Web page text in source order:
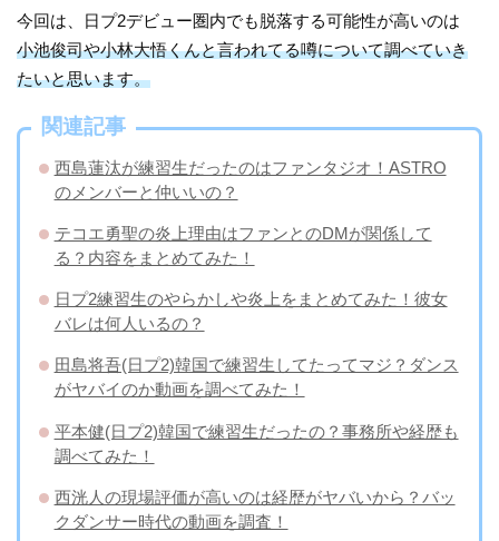
今回は、日プ2デビュー圏内でも脱落する可能性が高いのは
小池俊司や小林大悟くんと言われてる噂について調べていき
たいと思います。
関連記事
西島蓮汰が練習生だったのはファンタジオ！ASTRO
のメンバーと仲いいの？
テコエ勇聖の炎上理由はファンとのDMが関係して
る？内容をまとめてみた！
日プ2練習生のやらかしや炎上をまとめてみた！彼女
バレは何人いるの？
田島将吾(日プ2)韓国で練習生してたってマジ？ダンス
がヤバイのか動画を調べてみた！
平本健(日プ2)韓国で練習生だったの？事務所や経歴も
調べてみた！
西洸人の現場評価が高いのは経歴がヤバいから？バッ
クダンサー時代の動画を調査！